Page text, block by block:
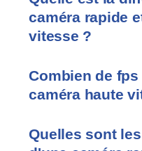
caméra rapide
vitesse ?
Combien de
caméra haute
Quelles sont